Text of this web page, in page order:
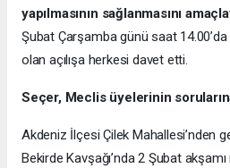
yapılmasının sağlanmasını
Şubat Çarşamba günü saat 14.00’da
olan açılışa herkesi davet etti.
Seçer, Meclis üyelerinin
Akdeniz İlçesi Çilek Mahallesi’nden
Bekirde Kavşağı’nda 2 Şubat